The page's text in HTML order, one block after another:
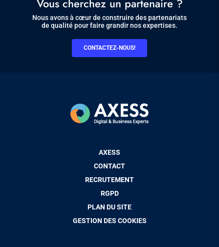
Vous cherchez un partenaire ?
Nous avons à cœur de construire des partenariats
de qualité pour faire grandir nos expertises.
CONTACTEZ-NOUS!
AXESS
CONTACT
RECRUTEMENT
RGPD
PLAN DU SITE
GESTION DES COOKIES